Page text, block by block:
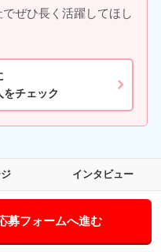
ぜひ長く活躍してほし
チェック
インタビュー
募フォームへ進む